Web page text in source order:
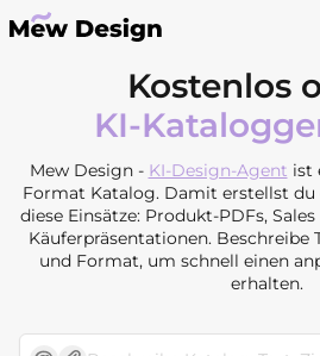
Kostenlos
KI-
Mew Design - KI-Design-Agent ist
Format Katalog. Damit erstellst
diese Einsätze: Produkt-PDFs,
Käuferpräsentationen. Beschreibe
und Format, um schnell einen
erhalten.